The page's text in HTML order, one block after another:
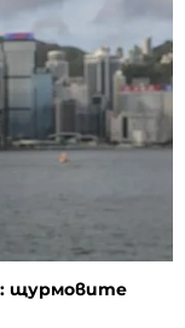
щурмовите